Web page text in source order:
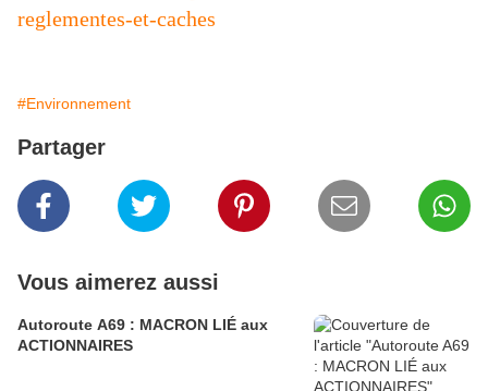
reglementes-et-caches
#Environnement
Partager
Vous aimerez aussi
Autoroute A69 : MACRON LIÉ aux
ACTIONNAIRES